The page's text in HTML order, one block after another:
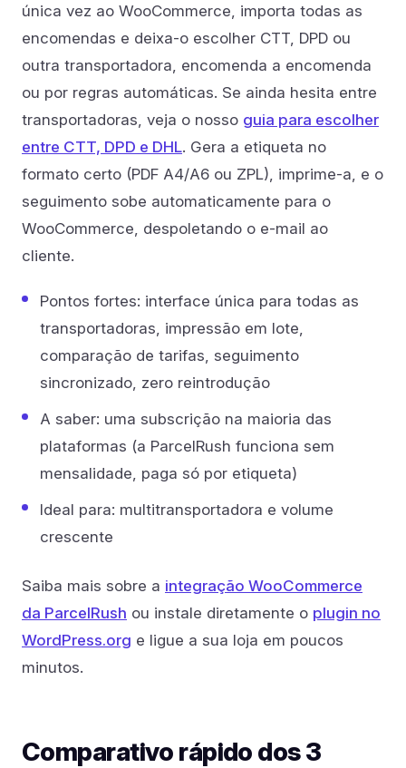
única vez ao WooCommerce, importa todas as
encomendas e deixa-o escolher CTT, DPD ou
outra transportadora, encomenda a encomenda
ou por regras automáticas. Se ainda hesita entre
transportadoras, veja o nosso guia para escolher
entre CTT, DPD e DHL. Gera a etiqueta no
formato certo (PDF A4/A6 ou ZPL), imprime-a, e o
seguimento sobe automaticamente para o
WooCommerce, despoletando o e-mail ao
cliente.
Pontos fortes: interface única para todas as
transportadoras, impressão em lote,
comparação de tarifas, seguimento
sincronizado, zero reintrodução
A saber: uma subscrição na maioria das
plataformas (a ParcelRush funciona sem
mensalidade, paga só por etiqueta)
Ideal para: multitransportadora e volume
crescente
Saiba mais sobre a integração WooCommerce
da ParcelRush ou instale diretamente o plugin no
WordPress.org e ligue a sua loja em poucos
minutos.
Comparativo rápido dos 3